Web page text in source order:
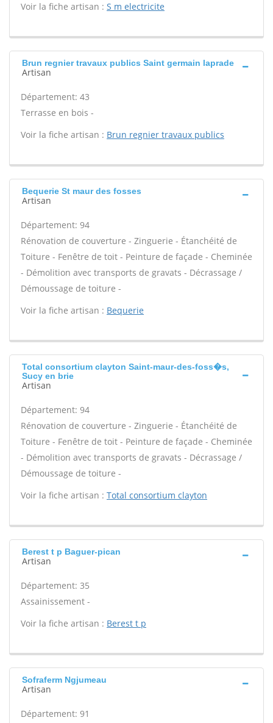
Voir la fiche artisan : S m electricite
Brun regnier travaux publics Saint germain laprade
Artisan
Département: 43
Terrasse en bois -
Voir la fiche artisan : Brun regnier travaux publics
Bequerie St maur des fosses
Artisan
Département: 94
Rénovation de couverture - Zinguerie - Étanchéité de
Toiture - Fenêtre de toit - Peinture de façade - Cheminée
- Démolition avec transports de gravats - Décrassage /
Démoussage de toiture -
Voir la fiche artisan : Bequerie
Total consortium clayton Saint-maur-des-foss�s,
Sucy en brie
Artisan
Département: 94
Rénovation de couverture - Zinguerie - Étanchéité de
Toiture - Fenêtre de toit - Peinture de façade - Cheminée
- Démolition avec transports de gravats - Décrassage /
Démoussage de toiture -
Voir la fiche artisan : Total consortium clayton
Berest t p Baguer-pican
Artisan
Département: 35
Assainissement -
Voir la fiche artisan : Berest t p
Sofraferm Ngjumeau
Artisan
Département: 91